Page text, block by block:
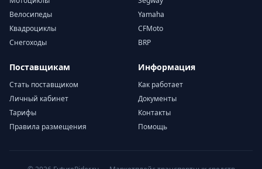
Велосипеды
Квадроциклы
Снегоходы
Yamaha
CFMoto
BRP
Поставщикам
Стать поставщиком
Личный кабинет
Тарифы
Правила размещения
Информация
Как работает
Документы
Контакты
Помощь